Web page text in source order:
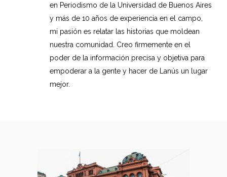
en Periodismo de la Universidad de Buenos Aires
y más de 10 años de experiencia en el campo,
mi pasión es relatar las historias que moldean
nuestra comunidad. Creo firmemente en el
poder de la información precisa y objetiva para
empoderar a la gente y hacer de Lanús un lugar
mejor.